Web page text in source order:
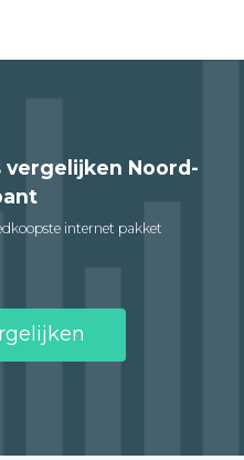
Noord-
internet pakket